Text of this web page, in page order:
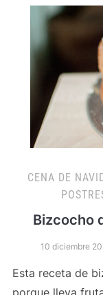
CENA DE
Bizcocho
10 diciembre
Esta receta de